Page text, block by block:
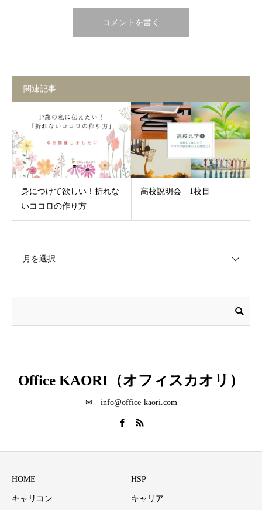
関連記事
身につけて欲しい！折れな
いココロの作り方
高校説明会 1校目
月を選択
Office KAORI（オフィスカオリ）
✉ info@office-kaori.com
HOME HSP
キャリコン キャリア